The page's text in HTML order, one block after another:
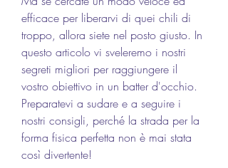
efficace per liberarvi di quei chili di
troppo, allora siete nel posto giusto. In
questo articolo vi sveleremo i nostri
segreti migliori per raggiungere il
vostro obiettivo in un batter d'occhio.
Preparatevi a sudare e a seguire i
nostri consigli, perché la strada per la
forma fisica perfetta non è mai stata
così divertente!